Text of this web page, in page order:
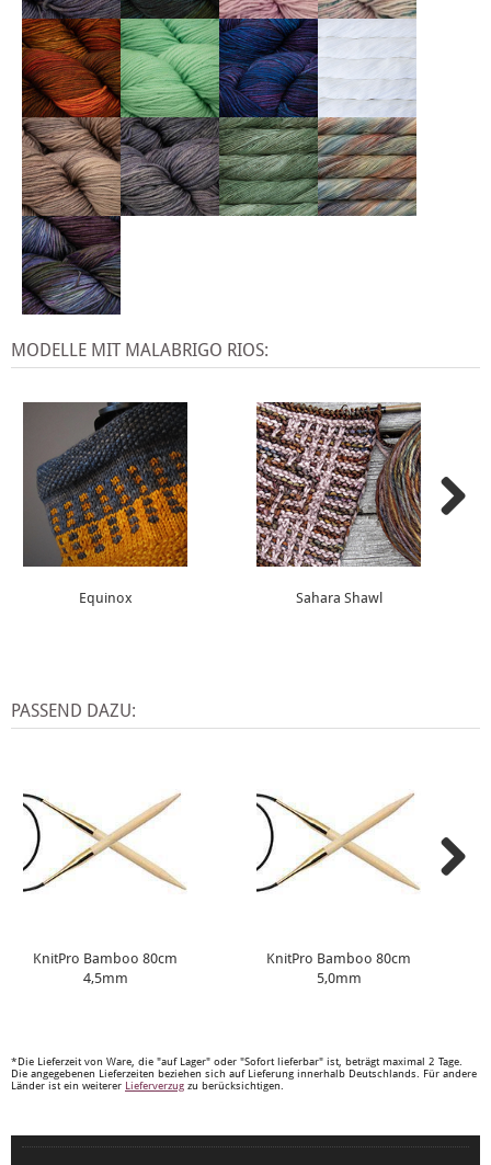
MODELLE MIT MALABRIGO RIOS:
Equinox Sahara Shawl
PASSEND DAZU:
KnitPro Bamboo 80cm
4,5mm
KnitPro Bamboo 80cm
5,0mm
*Die Lieferzeit von Ware, die "auf Lager" oder "Sofort lieferbar" ist, beträgt maximal 2 Tage.
Die angegebenen Lieferzeiten beziehen sich auf Lieferung innerhalb Deutschlands. Für andere
Länder ist ein weiterer Lieferverzug zu berücksichtigen.